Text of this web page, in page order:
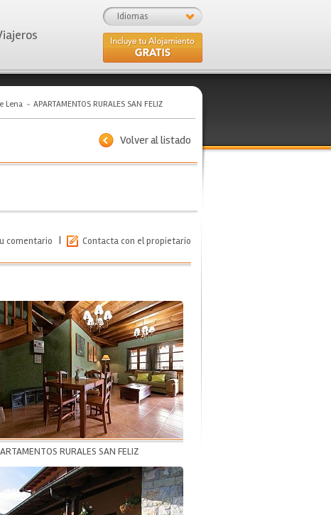
Idiomas
Lena APARTAMENTOS RURALES SAN FELIZ
Volver al listado
comentario | Contacta con el propietario
RURALES SAN FELIZ